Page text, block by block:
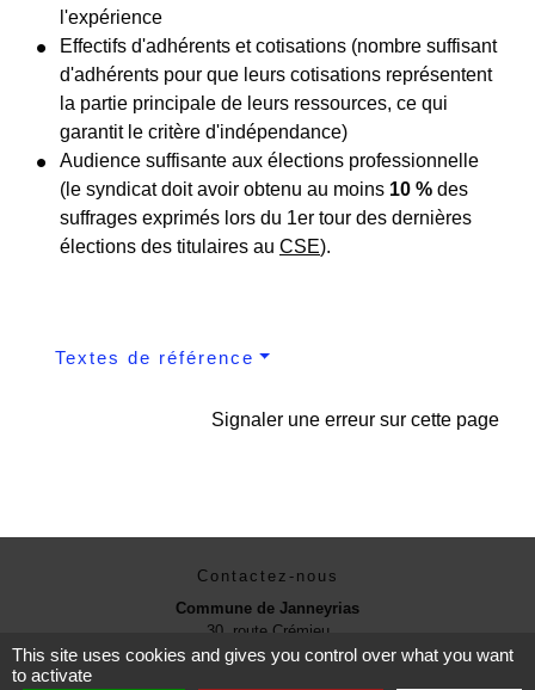
l'expérience
Effectifs d'adhérents et cotisations (nombre suffisant
d'adhérents pour que leurs cotisations représentent
la partie principale de leurs ressources, ce qui
garantit le critère d'indépendance)
Audience suffisante aux élections professionnelle
(le syndicat doit avoir obtenu au moins 10 % des
suffrages exprimés lors du 1er tour des dernières
élections des titulaires au CSE).
Textes de référence
Signaler une erreur sur cette page
Contactez-nous
Commune de Janneyrias
30, route Crémieu
38280 Janneyrias - FRANCE
This site uses cookies and gives you control over what you want
to activate